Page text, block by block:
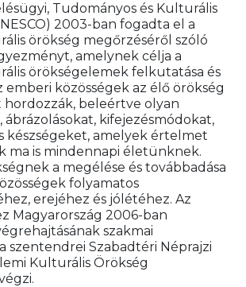
Tudományos és Kulturális
2003-ban fogadta el a
örökség megőrzéséről szóló
amelynek célja a
örökségelemek felkutatása és
emberi közösségek az élő örökség
hordozzák, beleértve olyan
kifejezésmódokat,
készségeket, amelyek értelmet
ma is mindennapi életünknek.
a megélése és továbbadása
folyamatos
erejéhez és jólétéhez. Az
Magyarország 2006-ban
szakmai
szentendrei Szabadtéri Néprajzi
Kulturális Örökség